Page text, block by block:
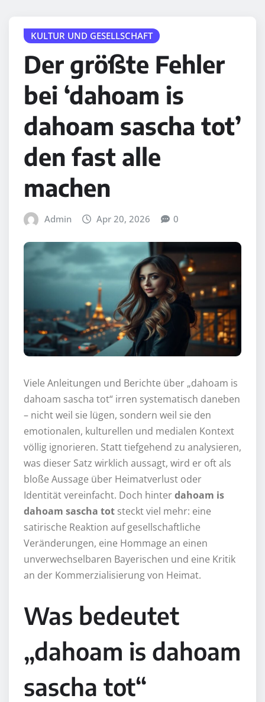
KULTUR UND GESELLSCHAFT
Der größte Fehler
bei ‘dahoam is
dahoam sascha tot’
den fast alle
machen
Admin Apr 20, 2026 0
Viele Anleitungen und Berichte über „dahoam is
dahoam sascha tot“ irren systematisch daneben
– nicht weil sie lügen, sondern weil sie den
emotionalen, kulturellen und medialen Kontext
völlig ignorieren. Statt tiefgehend zu analysieren,
was dieser Satz wirklich aussagt, wird er oft als
bloße Aussage über Heimatverlust oder
Identität vereinfacht. Doch hinterdahoam is
dahoam sascha tot steckt viel mehr: eine
satirische Reaktion auf gesellschaftliche
Veränderungen, eine Hommage an einen
unverwechselbaren Bayerischen und eine Kritik
an der Kommerzialisierung von Heimat.
Was bedeutet
„dahoam is dahoam
sascha tot“